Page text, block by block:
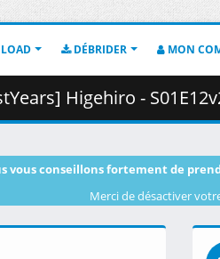
DÉBRIDER MON
Higehiro - S01E12v2 (BD
vous conseillons fortement de
Merci de désactiver